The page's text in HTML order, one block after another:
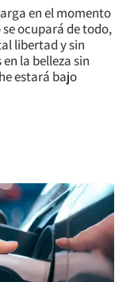
en el momento
ocupará de todo,
libertad y sin
la belleza sin
estará bajo